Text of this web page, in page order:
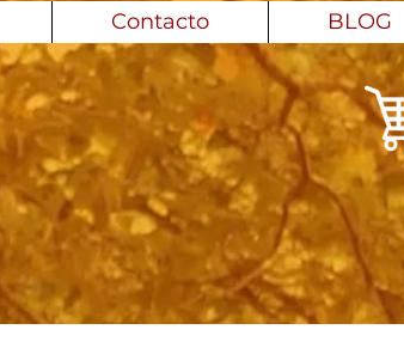
Contacto BLOG